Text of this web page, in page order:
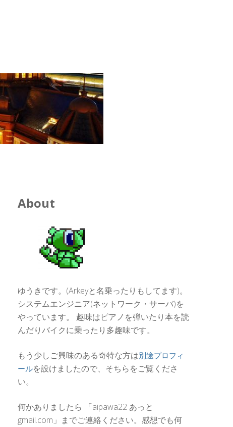
About
ゆうきです。(Arkeyと名乗ったりもしてます)。
システムエンジニア(ネットワーク・サーバ)を
やっています。 趣味はピアノを弾いたり本を読
んだりバイクに乗ったり多趣味です。
もう少しご興味のある奇特な方は別途プロフィ
ールを設けましたので、そちらをご覧くださ
い。
何かありましたら 「aipawa22 あっと
gmail.com」までご連絡ください。感想でも何